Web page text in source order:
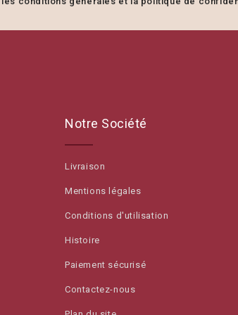
Notre Société
Livraison
Mentions légales
Conditions d'utilisation
Histoire
Paiement sécurisé
Contactez-nous